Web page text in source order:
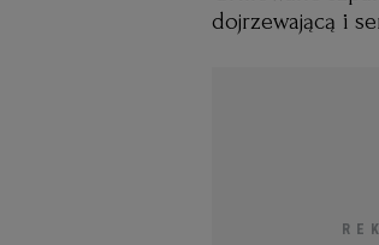
dojrzewającą i